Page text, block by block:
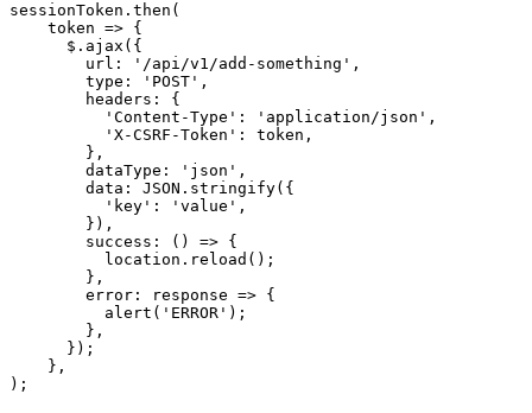
sessionToken.then(
    token => {
      $.ajax({
        url: '/api/v1/add-something',
        type: 'POST',
        headers: {
          'Content-Type': 'application/json',
          'X-CSRF-Token': token,
        },
        dataType: 'json',
        data: JSON.stringify({
          'key': 'value',
        }),
        success: () => {
          location.reload();
        },
        error: response => {
          alert('ERROR');
        },
      });
    },